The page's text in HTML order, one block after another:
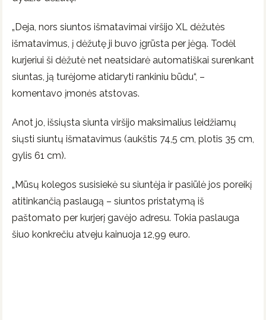
„Deja, nors siuntos išmatavimai viršijo XL dėžutės
išmatavimus, į dėžutę ji buvo įgrūsta per jėgą. Todėl
kurjeriui ši dėžutė net neatsidarė automatiškai surenkant
siuntas, ją turėjome atidaryti rankiniu būdu“, –
komentavo įmonės atstovas.
Anot jo, išsiųsta siunta viršijo maksimalius leidžiamų
siųsti siuntų išmatavimus (aukštis 74,5 cm, plotis 35 cm,
gylis 61 cm).
„Mūsų kolegos susisiekė su siuntėja ir pasiūlė jos poreikį
atitinkančią paslaugą – siuntos pristatymą iš
paštomato per kurjerį gavėjo adresu. Tokia paslauga
šiuo konkrečiu atveju kainuoja 12,99 euro.